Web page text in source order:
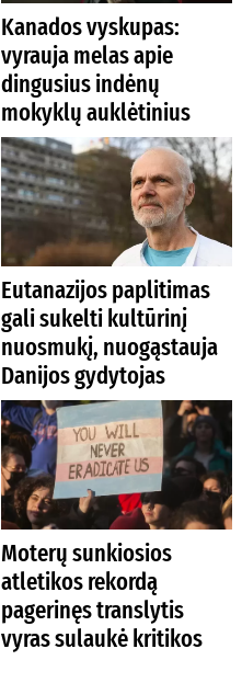
Kanados vyskupas:
vyrauja melas apie
dingusius indėnų
mokyklų auklėtinius
Eutanazijos paplitimas
gali sukelti kultūrinį
nuosmukį, nuogąstauja
Danijos gydytojas
Moterų sunkiosios
atletikos rekordą
pagerinęs translytis
vyras sulaukė kritikos